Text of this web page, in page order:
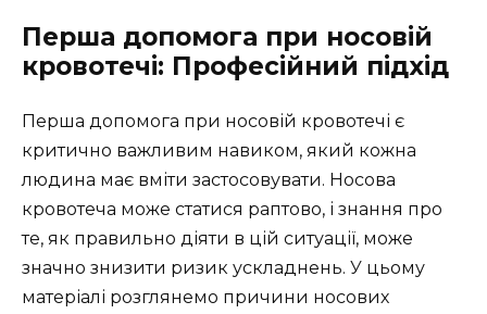
Перша допомога при носовій
кровотечі: Професійний підхід
Перша допомога при носовій кровотечі є
критично важливим навиком, який кожна
людина має вміти застосовувати. Носова
кровотеча може статися раптово, і знання про
те, як правильно діяти в цій ситуації, може
значно знизити ризик ускладнень. У цьому
матеріалі розглянемо причини носових